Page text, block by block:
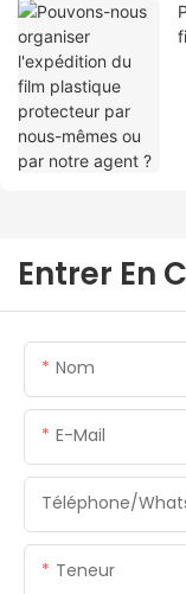
Entrer En
Nom
E-Mail
Téléphone/
Teneur